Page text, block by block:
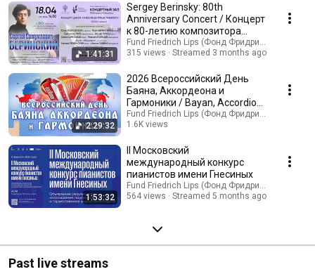
1:41:31
Sergey Berinsky: 80th
Anniversary Concert / Концерт
к 80-летию композитора
Сергея Беринского
Fund Friedrich Lips (Фонд Фридриха Липса)
315 views
Streamed 3 months ago
2:29:32
2026 Всероссийский День
Баяна, Аккордеона и
Гармоники / Bayan, Accordion
and Harmonica Day - 2026
Fund Friedrich Lips (Фонд Фридриха Липса)
1.6K views
1:53:32
II Московский
международный конкурс
пианистов имени Гнесиных
Fund Friedrich Lips (Фонд Фридриха Липса)
564 views
Streamed 5 months ago
Past live streams